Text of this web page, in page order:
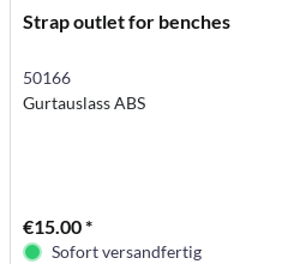
Strap outlet for benches
50166
Gurtauslass ABS
€15.00 *
Sofort versandfertig